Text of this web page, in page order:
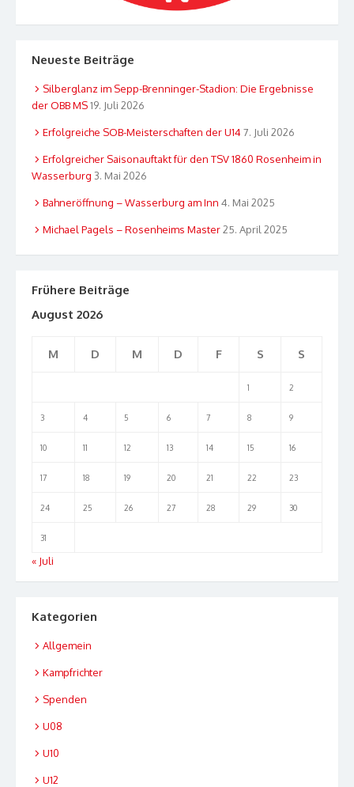
Neueste Beiträge
Silberglanz im Sepp-Brenninger-Stadion: Die Ergebnisse
der OBB MS19. Juli 2026
Erfolgreiche SOB-Meisterschaften der U14 7. Juli 2026
Erfolgreicher Saisonauftakt für den TSV 1860 Rosenheim in
Wasserburg 3. Mai 2026
Bahneröffnung – Wasserburg am Inn 4. Mai 2025
Michael Pagels – Rosenheims Master25. April 2025
Frühere Beiträge
August 2026
M D M D F S S
1 2
3 4 5 6 7 8 9
10 11 12 13 14 15 16
17 18 19 20 21 22 23
24 25 26 27 28 29 30
31
« Juli
Kategorien
Allgemein
Kampfrichter
Spenden
U08
U10
U12